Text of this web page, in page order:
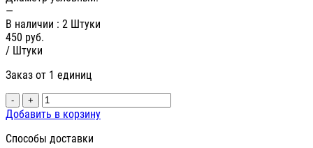
—
В наличии : 2 Штуки
450 руб.
/ Штуки
Заказ от 1 единиц
- +
Добавить в корзину
Способы доставки